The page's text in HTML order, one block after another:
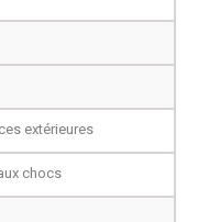
extérieures
chocs